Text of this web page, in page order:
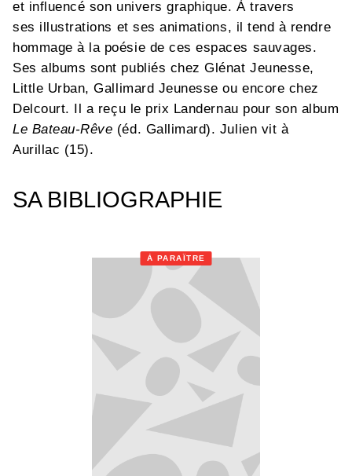
et influencé son univers graphique. À travers
ses illustrations et ses animations, il tend à rendre
hommage à la poésie de ces espaces sauvages.
Ses albums sont publiés chez Glénat Jeunesse,
Little Urban, Gallimard Jeunesse ou encore chez
Delcourt. Il a reçu le prix Landernau pour son album
Le Bateau-Rêve (éd. Gallimard). Julien vit à
Aurillac (15).
SA BIBLIOGRAPHIE
À PARAÎTRE